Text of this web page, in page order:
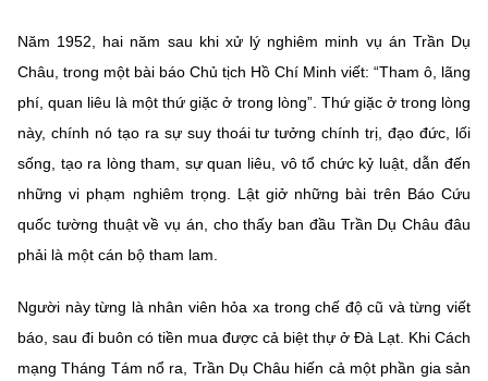
Năm 1952, hai năm sau khi xử lý nghiêm minh vụ án Trần Dụ
Châu, trong một bài báo Chủ tịch Hồ Chí Minh viết: “Tham ô, lãng
phí, quan liêu là một thứ giặc ở trong lòng”. Thứ giặc ở trong lòng
này, chính nó tạo ra sự suy thoái tư tưởng chính trị, đạo đức, lối
sống, tạo ra lòng tham, sự quan liêu, vô tổ chức kỷ luật, dẫn đến
những vi phạm nghiêm trọng. Lật giở những bài trên Báo Cứu
quốc tường thuật về vụ án, cho thấy ban đầu Trần Dụ Châu đâu
phải là một cán bộ tham lam.
Người này từng là nhân viên hỏa xa trong chế độ cũ và từng viết
báo, sau đi buôn có tiền mua được cả biệt thự ở Đà Lạt. Khi Cách
mạng Tháng Tám nổ ra, Trần Dụ Châu hiến cả một phần gia sản